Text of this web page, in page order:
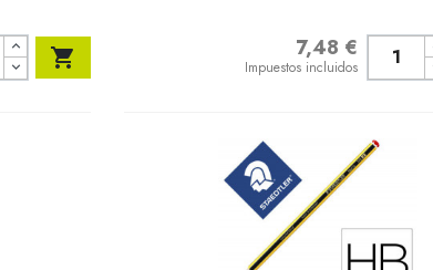
 7,48 €
Impuestos incluidos